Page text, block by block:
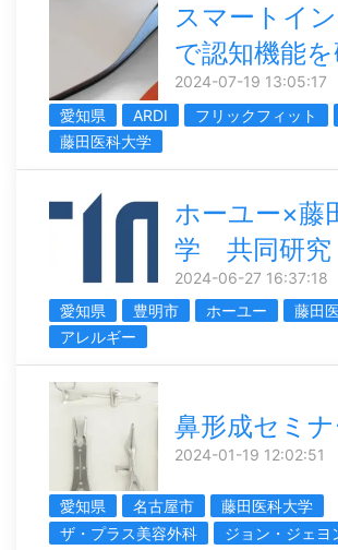
スマートイ
で認知機能
2024-07-19 13:05:17
愛知県
ARDI フリックフィット
藤田医科大学
ホーユー×藤
学 共同研究
2024-06-27 16:37:18
愛知県
豊明市 ホーユー
藤田
アレルギー
鼻形成セミ
2024-01-19 12:02:51
愛知県 名古屋市
藤田医科大学
ザ・プラス美容外科
ジョン・ジェヨ